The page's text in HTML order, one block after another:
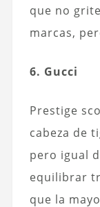
que no
marcas,
6. Gucci
Prestige
cabeza de
pero igual
equilibrar
que la